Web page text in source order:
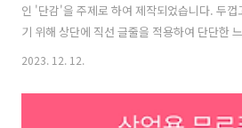
인 '단감'을 주제로 하여 제작되었습니다. 두껍
기 위해 상단에 직선 글줄을 적용하여 단단한
을 부드럽게 둥글게 굴려 단감의 동그란 형태와
의 속 공간을 도입한 것이 이 글꼴의 큰 특징입
작권 창원단감아삭체는 누구나 무료로 다운로
2023. 12. 12.